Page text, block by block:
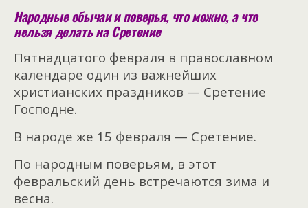
Народные обычаи и поверья, что можно, а что
нельзя делать на Сретение
Пятнадцатого февраля в православном
календаре один из важнейших
христианских праздников — Сретение
Господне.
В народе же 15 февраля — Сретение.
По народным поверьям, в этот
февральский день встречаются зима и
весна.